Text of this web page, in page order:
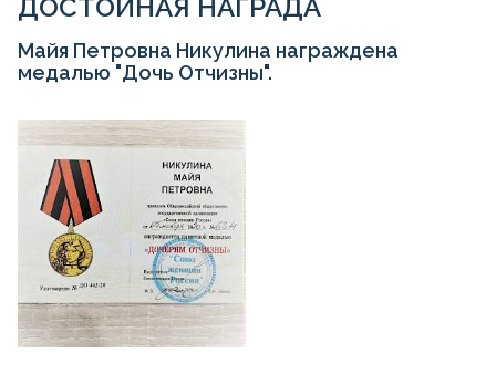
ДОСТОЙНАЯ НАГРАДА
Майя Петровна Никулина награждена
медалью "Дочь Отчизны".